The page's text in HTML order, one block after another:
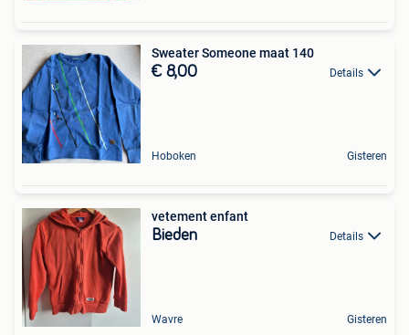
Sweater Someone maat 140
€ 8,00 Details
Hoboken Gisteren
vetement enfant
Bieden Details
Wavre Gisteren